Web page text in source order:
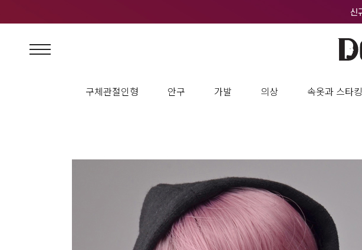
구체관절인형 안구 가발 의상 속옷과 스타킹